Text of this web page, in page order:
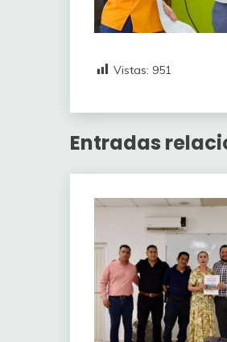
Vistas: 951
Entradas